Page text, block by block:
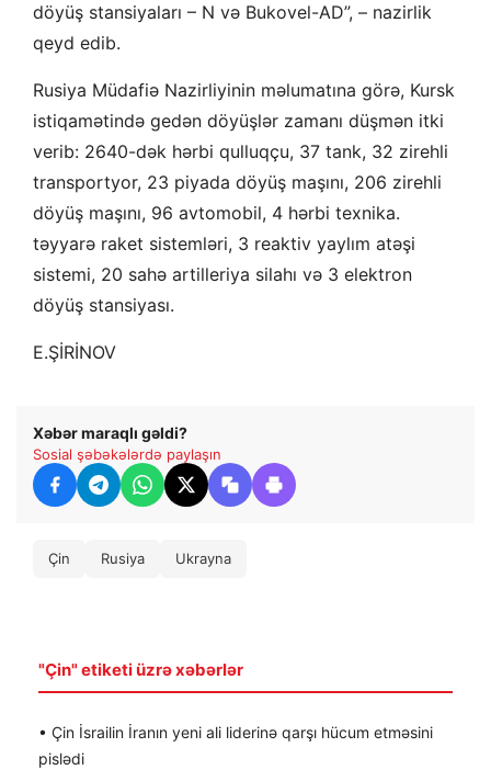
döyüş stansiyaları – N və Bukovel-AD”, – nazirlik
qeyd edib.
Rusiya Müdafiə Nazirliyinin məlumatına görə, Kursk
istiqamətində gedən döyüşlər zamanı düşmən itki
verib: 2640-dək hərbi qulluqçu, 37 tank, 32 zirehli
transportyor, 23 piyada döyüş maşını, 206 zirehli
döyüş maşını, 96 avtomobil, 4 hərbi texnika.
təyyarə raket sistemləri, 3 reaktiv yaylım atəşi
sistemi, 20 sahə artilleriya silahı və 3 elektron
döyüş stansiyası.
E.ŞİRİNOV
Xəbər maraqlı gəldi?
Sosial şəbəkələrdə paylaşın
Çin Rusiya Ukrayna
"Çin" etiketi üzrə xəbərlər
• Çin İsrailin İranın yeni ali liderinə qarşı hücum etməsini
pislədi